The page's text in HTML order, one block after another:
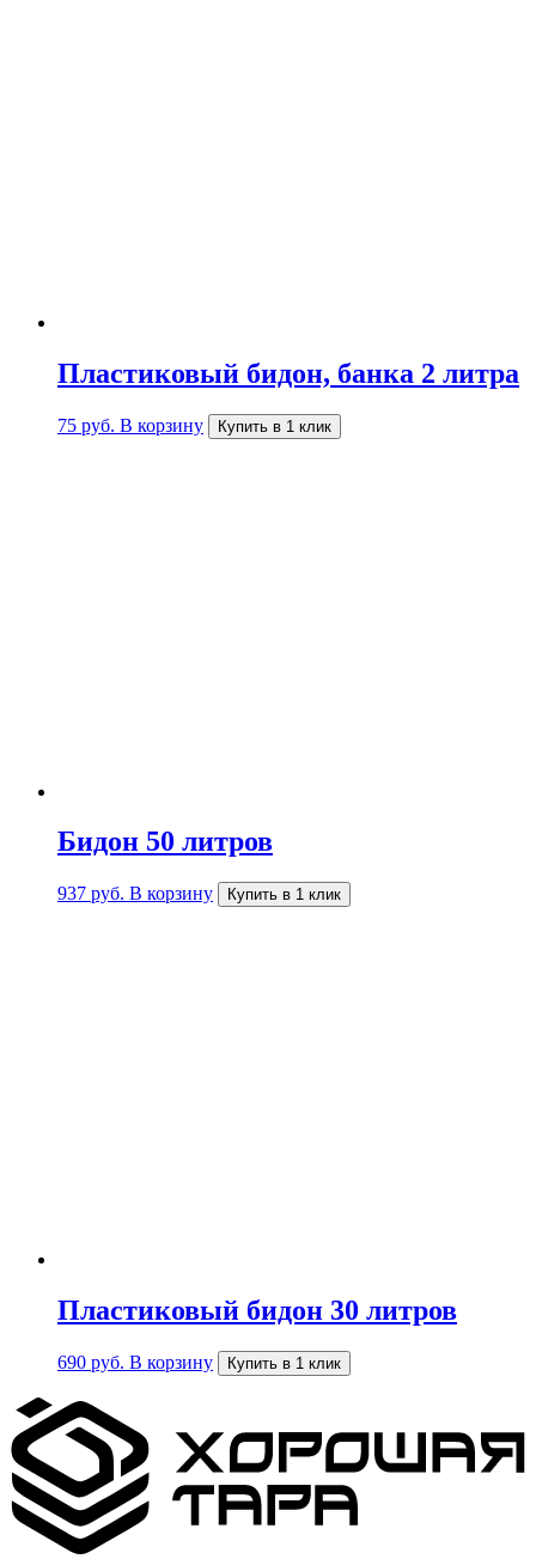
Пластиковый бидон, банка 2 литра
75 руб. В корзину Купить в 1 клик
Бидон 50 литров
937 руб. В корзину Купить в 1 клик
Пластиковый бидон 30 литров
690 руб. В корзину Купить в 1 клик